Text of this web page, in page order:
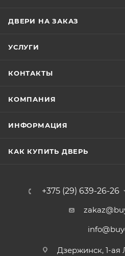
ДВЕРИ НА ЗАКАЗ
УСЛУГИ
КОНТАКТЫ
КОМПАНИЯ
ИНФОРМАЦИЯ
КАК КУПИТЬ ДВЕРЬ
+375 (29) 639-26-26
Дзержинск, 1-ая